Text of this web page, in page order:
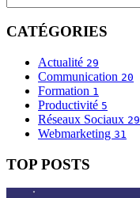
CATÉGORIES
Actualité 29
Communication 20
Formation 1
Productivité 5
Réseaux Sociaux 29
Webmarketing 31
TOP POSTS